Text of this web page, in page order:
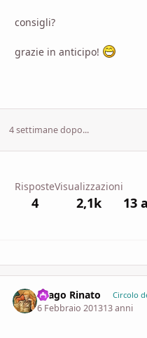
consigli?
grazie in anticipo!
4 settimane dopo...
Risposte
4
Visualizzazioni
2,1k 13
Drago Rinato Circolo
6 Febbraio 201313 anni